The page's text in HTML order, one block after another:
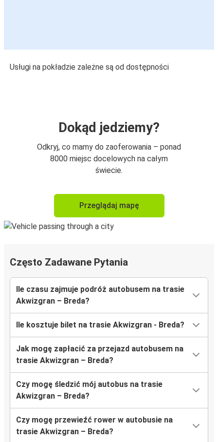
Usługi na pokładzie zależne są od dostępności
Dokąd jedziemy?
Odkryj, co mamy do zaoferowania – ponad
8000 miejsc docelowych na całym
świecie.
Przeglądaj mapę
Często Zadawane Pytania
Ile czasu zajmuje podróż autobusem na trasie
Akwizgran – Breda?
Ile kosztuje bilet na trasie Akwizgran - Breda?
Jak mogę zapłacić za przejazd autobusem na
trasie Akwizgran – Breda?
Czy mogę śledzić mój autobus na trasie
Akwizgran – Breda?
Czy mogę przewieźć rower w autobusie na
trasie Akwizgran – Breda?